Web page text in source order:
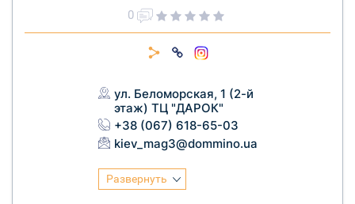
0
ул. Беломорская, 1 (2-й
этаж) ТЦ "ДАРОК"
+38 (067) 618-65-03
kiev_mag3@dommino.ua
Развернуть